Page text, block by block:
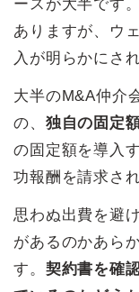
ースが大半です
ありますが、ウ
入が明らかにさ
大半のM&A仲介
の、 独自の固定
の固定額を導入
功報酬を請求さ
思わぬ出費を避
があるのかあら
す。 契約書を確